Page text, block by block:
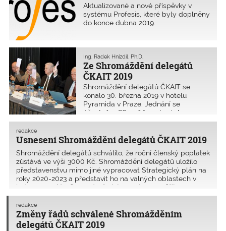
Aktualizované a nové příspěvky v
systému Profesis, které byly doplněny
do konce dubna 2019.
Ze Shromáždění delegátů
ČKAIT 2019
Ing. Radek Hnízdil, Ph.D.
Shromáždění delegátů ČKAIT se
konalo 30. března 2019 v hotelu
Pyramida v Praze. Jednání se
účastnilo 186 z 200 zvolených
delegátů.
Usnesení Shromáždění delegátů ČKAIT 2019
redakce
Shromáždění delegátů schválilo, že roční členský poplatek
zůstává ve výši 3000 Kč. Shromáždění delegátů uložilo
představenstvu mimo jiné vypracovat Strategický plán na
roky 2020-2023 a představit ho na valných oblastech v
lednu 2020. Nově se má představenstvo zaměřit na
možnost zrovnoprávnění Soutěžního řádu ČKA a ČKAIT. I
nadále se má zapojovat do procesu rekodifikace
stavebního práva.
Změny řádů schválené Shromážděním
delegátů ČKAIT 2019
redakce